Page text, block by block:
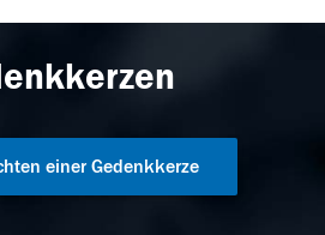
einer Gedenkkerze